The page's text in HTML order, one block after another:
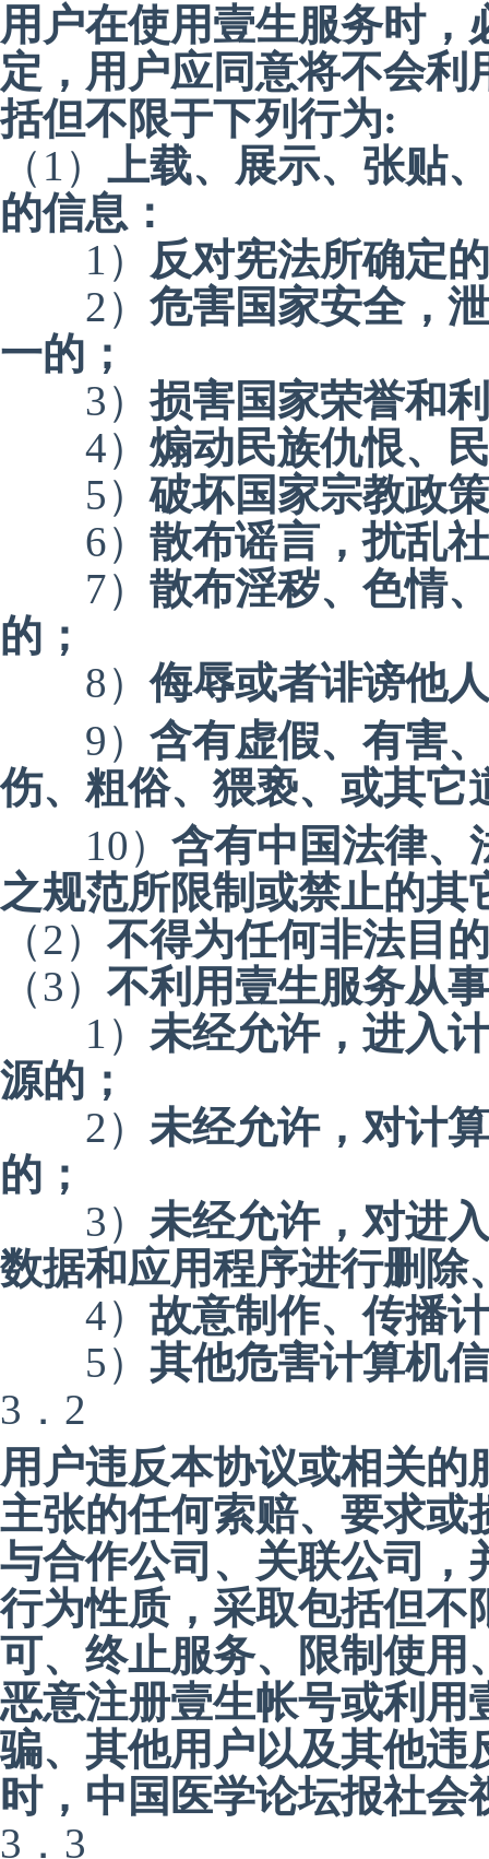
用户在使用壹生服务时
定，用户应同意将不会
括但不限于下列行为:
（1） 上载、展示、张贴
的信息：
1） 反对宪法所确定
2） 危害国家安全，
一的；
3）损害国家荣誉和
4） 煽动民族仇恨、
5）破坏国家宗教政
6） 散布谣言，扰乱
7） 散布淫秽、色情
的；
8）侮辱或者诽谤他
9） 含有虚假、有害
伤、粗俗、猥亵、或其它
10） 含有中国法律、
之规范所限制或禁止的其
（2） 不得为任何非法目
（3） 不利用壹生服务从
1） 未经允许，进入
源的；
2） 未经允许，对计
的；
3） 未经允许，对进
数据和应用程序进行删除
4） 故意制作、传播
5） 其他危害计算机
3．2
用户违反本协议或相关
主张的任何索赔、要求或
与合作公司、关联公司，
行为性质，采取包括但不
可、终止服务、限制使用
恶意注册壹生帐号或利用
骗、其他用户以及其他违
时，中国医学论坛报社
3．3